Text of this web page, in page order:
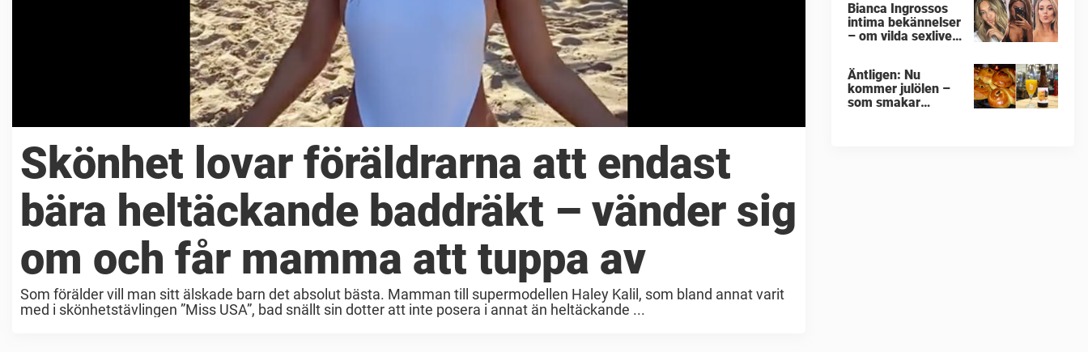
Skönhet lovar föräldrarna att endast
bära heltäckande baddräkt – vänder sig
om och får mamma att tuppa av
Som förälder vill man sitt älskade barn det absolut bästa. Mamman till supermodellen Haley Kalil, som bland annat varit
med i skönhetstävlingen ”Miss USA”, bad snällt sin dotter att inte posera i annat än heltäckande ...
Bianca Ingrossos
intima bekännelser
– om vilda sexlivet:
Äntligen: Nu
kommer julölen –
som smakar